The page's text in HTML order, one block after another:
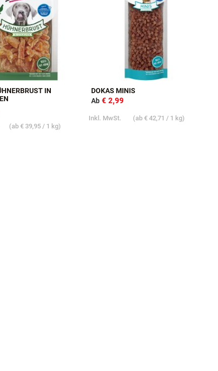
IN
(ab € 39,95 / 1 kg)
DOKAS MINIS
Ab € 2,99
Inkl. MwSt. (ab € 42,71 / 1 kg)